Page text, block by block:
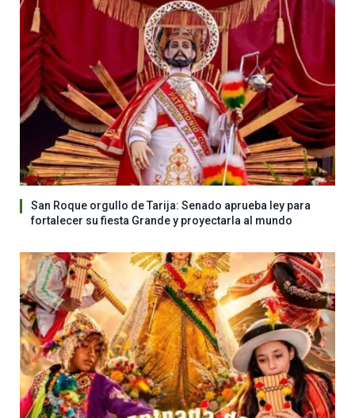
San Roque orgullo de Tarija: Senado aprueba ley para
fortalecer su fiesta Grande y proyectarla al mundo